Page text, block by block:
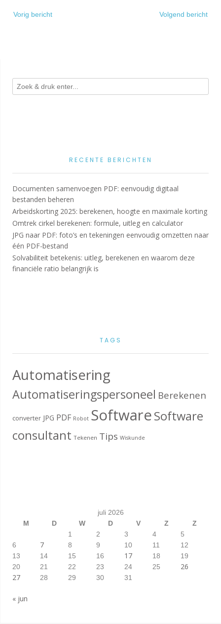
navigatie
Vorig bericht Volgend bericht
RECENTE BERICHTEN
Documenten samenvoegen PDF: eenvoudig digitaal
bestanden beheren
Arbeidskorting 2025: berekenen, hoogte en maximale korting
Omtrek cirkel berekenen: formule, uitleg en calculator
JPG naar PDF: foto’s en tekeningen eenvoudig omzetten naar
één PDF-bestand
Solvabiliteit betekenis: uitleg, berekenen en waarom deze
financiële ratio belangrijk is
TAGS
Automatisering
Automatiseringspersoneel Berekenen
converter JPG PDF Robot SoftwareSoftware
consultant Tekenen Tips Wiskunde
juli 2026
M
D W D V Z
Z
1
2 3 4
5
6
7 8 9 10 11
12
13
14 15 16 17 18
19
20
21 22 23 24 25
26
27
28 29 30 31
« jun